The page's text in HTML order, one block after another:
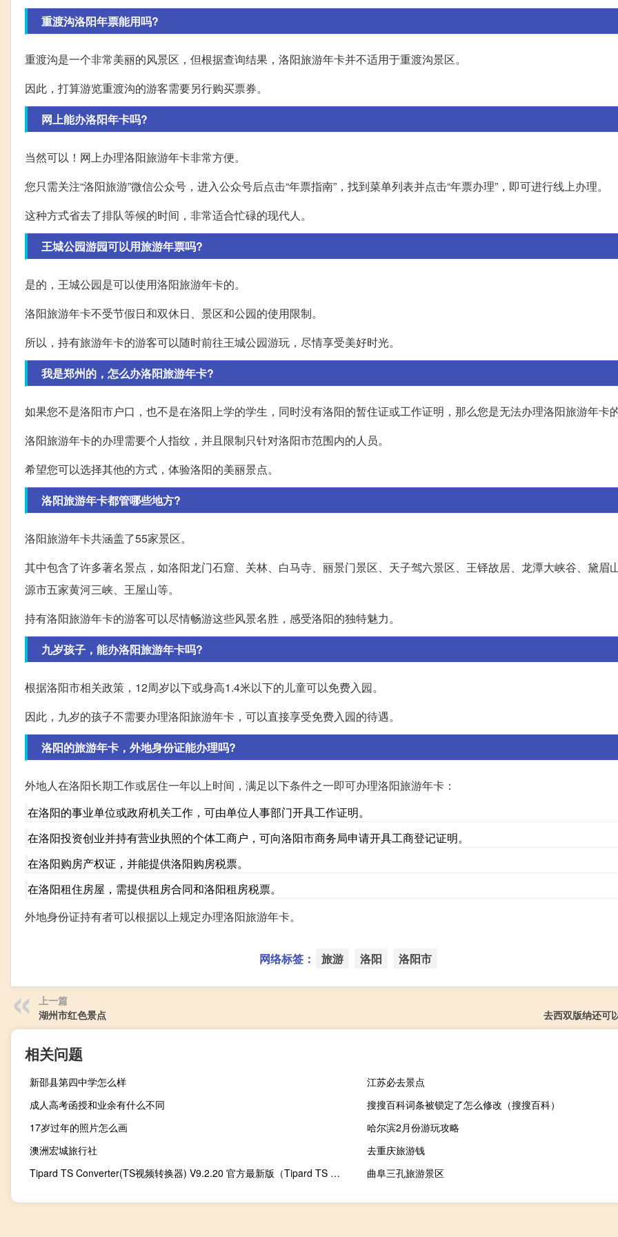
重渡沟洛阳年票能用吗?
重渡沟是一个非常美丽的风景区，但根据查询结果，洛阳旅游年卡并不适用于重渡沟景区。
因此，打算游览重渡沟的游客需要另行购买票券。
网上能办洛阳年卡吗?
当然可以！网上办理洛阳旅游年卡非常方便。
您只需关注“洛阳旅游”微信公众号，进入公众号后点击“年票指南”，找到菜单列表并点击“年票办理”，即可进行线上办理。
这种方式省去了排队等候的时间，非常适合忙碌的现代人。
王城公园游园可以用旅游年票吗?
是的，王城公园是可以使用洛阳旅游年卡的。
洛阳旅游年卡不受节假日和双休日、景区和公园的使用限制。
所以，持有旅游年卡的游客可以随时前往王城公园游玩，尽情享受美好时光。
我是郑州的，怎么办洛阳旅游年卡?
如果您不是洛阳市户口，也不是在洛阳上学的学生，同时没有洛阳的暂住证或工作证明，那么您是无法办理洛阳旅游年卡的
洛阳旅游年卡的办理需要个人指纹，并且限制只针对洛阳市范围内的人员。
希望您可以选择其他的方式，体验洛阳的美丽景点。
洛阳旅游年卡都管哪些地方?
洛阳旅游年卡共涵盖了55家景区。
其中包含了许多著名景点，如洛阳龙门石窟、关林、白马寺、丽景门景区、天子驾六景区、王铎故居、龙潭大峡谷、黛眉
源市五家黄河三峡、王屋山等。
持有洛阳旅游年卡的游客可以尽情畅游这些风景名胜，感受洛阳的独特魅力。
九岁孩子，能办洛阳旅游年卡吗?
根据洛阳市相关政策，12周岁以下或身高1.4米以下的儿童可以免费入园。
因此，九岁的孩子不需要办理洛阳旅游年卡，可以直接享受免费入园的待遇。
洛阳的旅游年卡，外地身份证能办理吗?
外地人在洛阳长期工作或居住一年以上时间，满足以下条件之一即可办理洛阳旅游年卡：
在洛阳的事业单位或政府机关工作，可由单位人事部门开具工作证明。
在洛阳投资创业并持有营业执照的个体工商户，可向洛阳市商务局申请开具工商登记证明。
在洛阳购房产权证，并能提供洛阳购房税票。
在洛阳租住房屋，需提供租房合同和洛阳租房税票。
外地身份证持有者可以根据以上规定办理洛阳旅游年卡。
网络标签： 旅游 洛阳 洛阳市
上一篇
湖州市红色景点
去西双版纳还可
相关问题
新邵县第四中学怎么样
江苏必去景点
成人高考函授和业余有什么不同
搜搜百科词条被锁定了怎么修改（搜搜百科）
17岁过年的照片怎么画
哈尔滨2月份游玩攻略
澳洲宏城旅行社
去重庆旅游钱
Tipard TS Converter(TS视频转换器) V9.2.20 官方最新版（Tipard TS Converter(TS视频转换器) V9.2.20 官方最新版功能简介）
曲阜三孔旅游景区